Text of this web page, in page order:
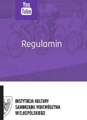
Regulamin
Zamknij
informację